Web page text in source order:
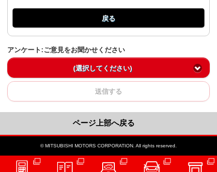
戻る
アンケート:ご意見をお聞かせください
(選択してください)
送信する
ページ上部へ戻る
© MITSUBISHI MOTORS CORPORATION. All rights reserved.